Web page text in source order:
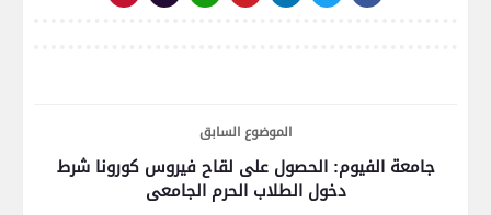
الموضوع السابق
جامعة الفيوم: الحصول على لقاح فيروس كورونا شرط
دخول الطلاب الحرم الجامعى